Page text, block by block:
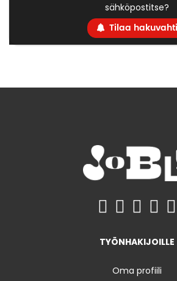
sähköpostitse?
Tilaa hakuvahti
TYÖNHAKIJOILLE
Oma profiili